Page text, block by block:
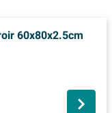
60x80x2.5cm